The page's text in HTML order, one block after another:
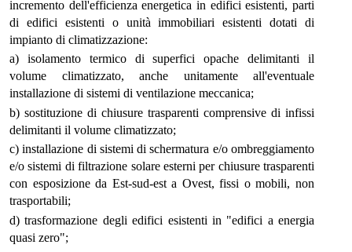
incremento dell'efficienza energetica in edifici esistenti, parti
di edifici esistenti o unità immobiliari esistenti dotati di
impianto di climatizzazione:
a) isolamento termico di superfici opache delimitanti il
volume climatizzato, anche unitamente all'eventuale
installazione di sistemi di ventilazione meccanica;
b) sostituzione di chiusure trasparenti comprensive di infissi
delimitanti il volume climatizzato;
c) installazione di sistemi di schermatura e/o ombreggiamento
e/o sistemi di filtrazione solare esterni per chiusure trasparenti
con esposizione da Est-sud-est a Ovest, fissi o mobili, non
trasportabili;
d) trasformazione degli edifici esistenti in "edifici a energia
quasi zero";